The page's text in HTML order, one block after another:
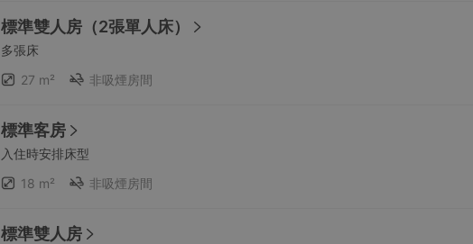
標準雙人房（2張單人床）
多張床
27 m²
非吸煙房間
標準客房
入住時安排床型
18 m²
非吸煙房間
標準雙人房